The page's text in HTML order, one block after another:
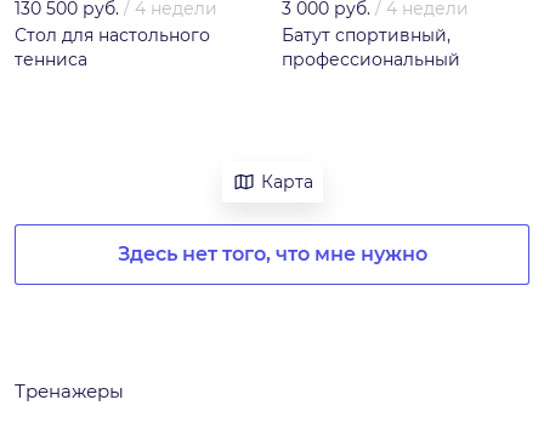
130 500 руб. / 4 недели
Стол для настольного
тенниса
3 000 руб. / 4 недели
Батут спортивный,
профессиональный
Карта
Здесь нет того, что мне нужно
Тренажеры